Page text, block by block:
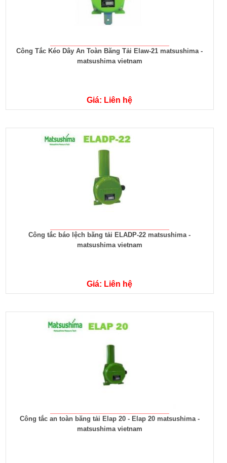
Công Tắc Kéo Dây An Toàn Băng Tải Elaw-21 matsushima -
matsushima vietnam
Giá: Liên hệ
Công tắc báo lệch băng tải ELADP-22 matsushima -
matsushima vietnam
Giá: Liên hệ
Công tắc an toàn băng tải Elap 20 - Elap 20 matsushima -
matsushima vietnam